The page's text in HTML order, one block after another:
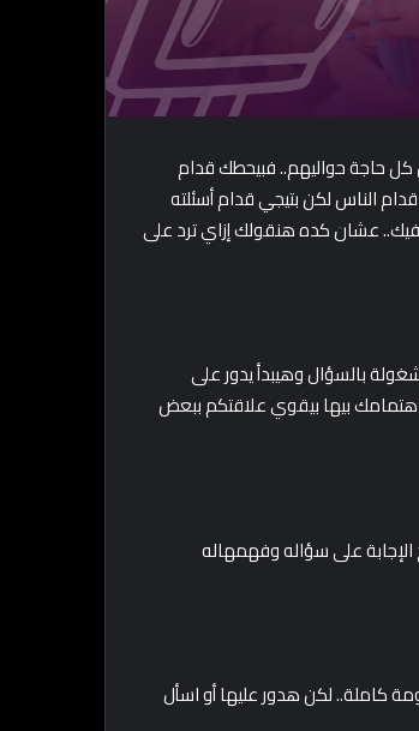
كل حاجة حواليهم.. فبيحطك قدام
الناس لكن بتيجي قدام أسئلته
عشان كده هنقولك إزاي ترد على
بالسؤال وهيبدأ يدور على
بيها بيقوي علاقتكم ببعض
على سؤاله وفهمهاله
كاملة.. لكن هدور عليها أو اسأل